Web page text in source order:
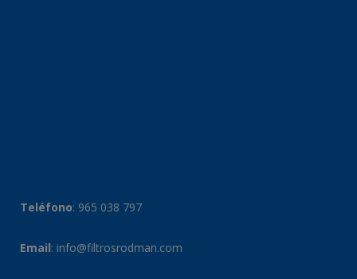
Teléfono: 965 038 797
Email: info@filtrosrodman.com